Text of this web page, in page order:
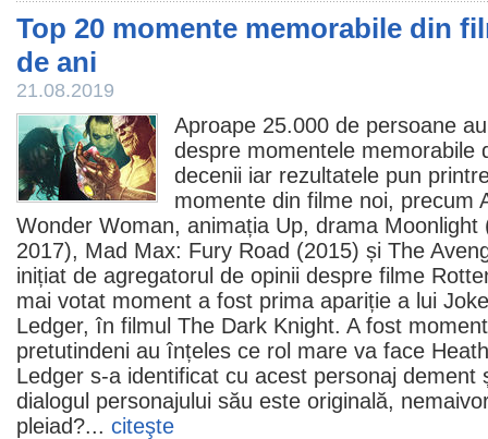
Top 20 momente memorabile din
de ani
21.08.2019
Aproape 25.000 de persoane
despre momentele memorabile
decenii iar rezultatele pun
momente din filme noi, precum
Wonder Woman, animația Up, drama Moonlight
2017), Mad Max: Fury Road (2015) și The
inițiat de agregatorul de opinii despre filme
mai votat moment a fost prima apariție a lui
Ledger, în filmul The Dark Knight. A fost
pretutindeni au înțeles ce rol mare va face
Ledger s-a identificat cu acest personaj dement
dialogul personajului său este originală,
pleiad?... citeşte